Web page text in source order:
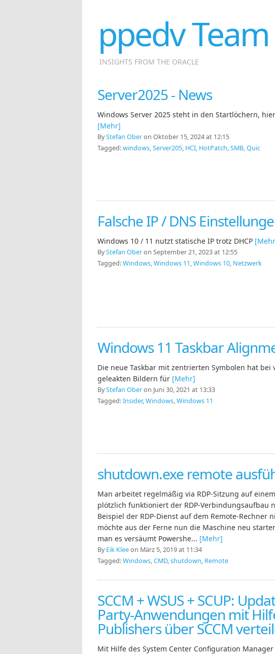
ppedv
INSIGHTS FROM THE ORACLE
Server2025 - News
Windows Server 2025 steht in den Startlöchern,
[Mehr]
ByStefan Oberon Oktober 15, 2024 at 12:15
Tagged:windows,Server205, HCI, HotPatch,SMB,Quic
Falsche IP / DNS
Windows 10 / 11 nutzt statische IP trotz DHCP
ByStefan Oberon September 21, 2023 at 12:55
Tagged:Windows,Windows 11,Windows 10, Netzwerk
Windows 11 Taskbar
Die neue Taskbar mit zentrierten Symbolen hat bei
geleakten Bildern für [Mehr]
ByStefan Oberon Juni 30, 2021 at 13:33
Tagged:Insider,Windows,Windows 11
shutdown.exe remote
Man arbeitet regelmäßig via RDP-Sitzung auf
plötzlich funktioniert der RDP-Verbindungsaufbau
Beispiel der RDP-Dienst auf dem Remote-Rechner
möchte aus der Ferne nun die Maschine neu
man es versäumt Powershe... [Mehr]
ByEik Kleeon März 5, 2019 at 11:34
Tagged:Windows,CMD,shutdown, Remote
SCCM + WSUS + SCUP:
Party-Anwendungen mit
Publishers über SCCM
Mit Hilfe des System Center Configuration Manager